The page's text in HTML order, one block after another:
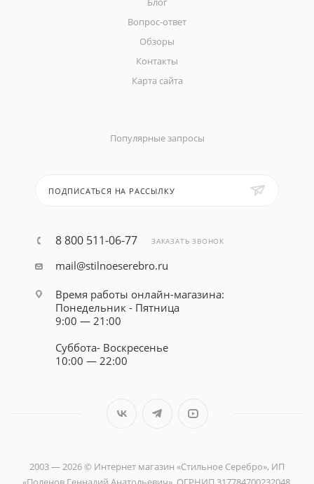
Вопрос-ответ
Обзоры
Контакты
Карта сайта
Популярные запросы
ПОДПИСАТЬСЯ НА РАССЫЛКУ
8 800 511-06-77 ЗАКАЗАТЬ ЗВОНОК
mail@stilnoeserebro.ru
Время работы онлайн-магазина:
Понедельник - Пятница
9:00 — 21:00
Суббота- Воскресенье
10:00 — 22:00
2003 — 2026 © Интернет магазин «Стильное Серебро», ИП